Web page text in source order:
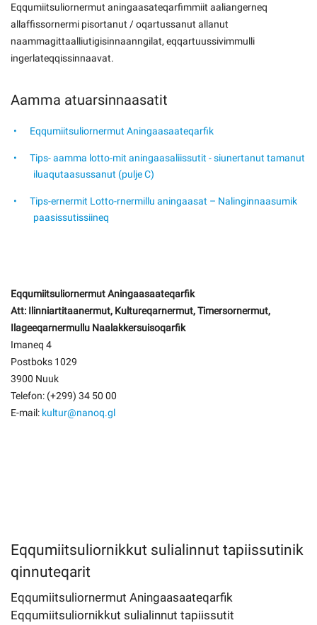
Eqqumiitsuliornermut aningaasateqarfimmiit aaliangerneq
allaffissornermi pisortanut / oqartussanut allanut
naammagittaalliutigisinnaanngilat, eqqartuussivimmulli
ingerlateqqissinnaavat.
Aamma atuarsinnaasatit
Eqqumiitsuliornermut Aningaasaateqarfik
Tips- aamma lotto-mit aningaasaliissutit - siunertanut tamanut
iluaqutaasussanut (pulje C)
Tips-ernermit Lotto-rnermillu aningaasat – Nalinginnaasumik
paasissutissiineq
Eqqumiitsuliornermut Aningaasaateqarfik
Att: Ilinniartitaanermut, Kultureqarnermut, Timersornermut,
Ilageeqarnermullu Naalakkersuisoqarfik
Imaneq 4
Postboks 1029
3900 Nuuk
Telefon: (+299) 34 50 00
E-mail: kultur@nanoq.gl
Eqqumiitsuliornikkut sulialinnut tapiissutinik
qinnuteqarit
Eqqumiitsuliornermut Aningaasaateqarfik
Eqqumiitsuliornikkut sulialinnut tapiissutit